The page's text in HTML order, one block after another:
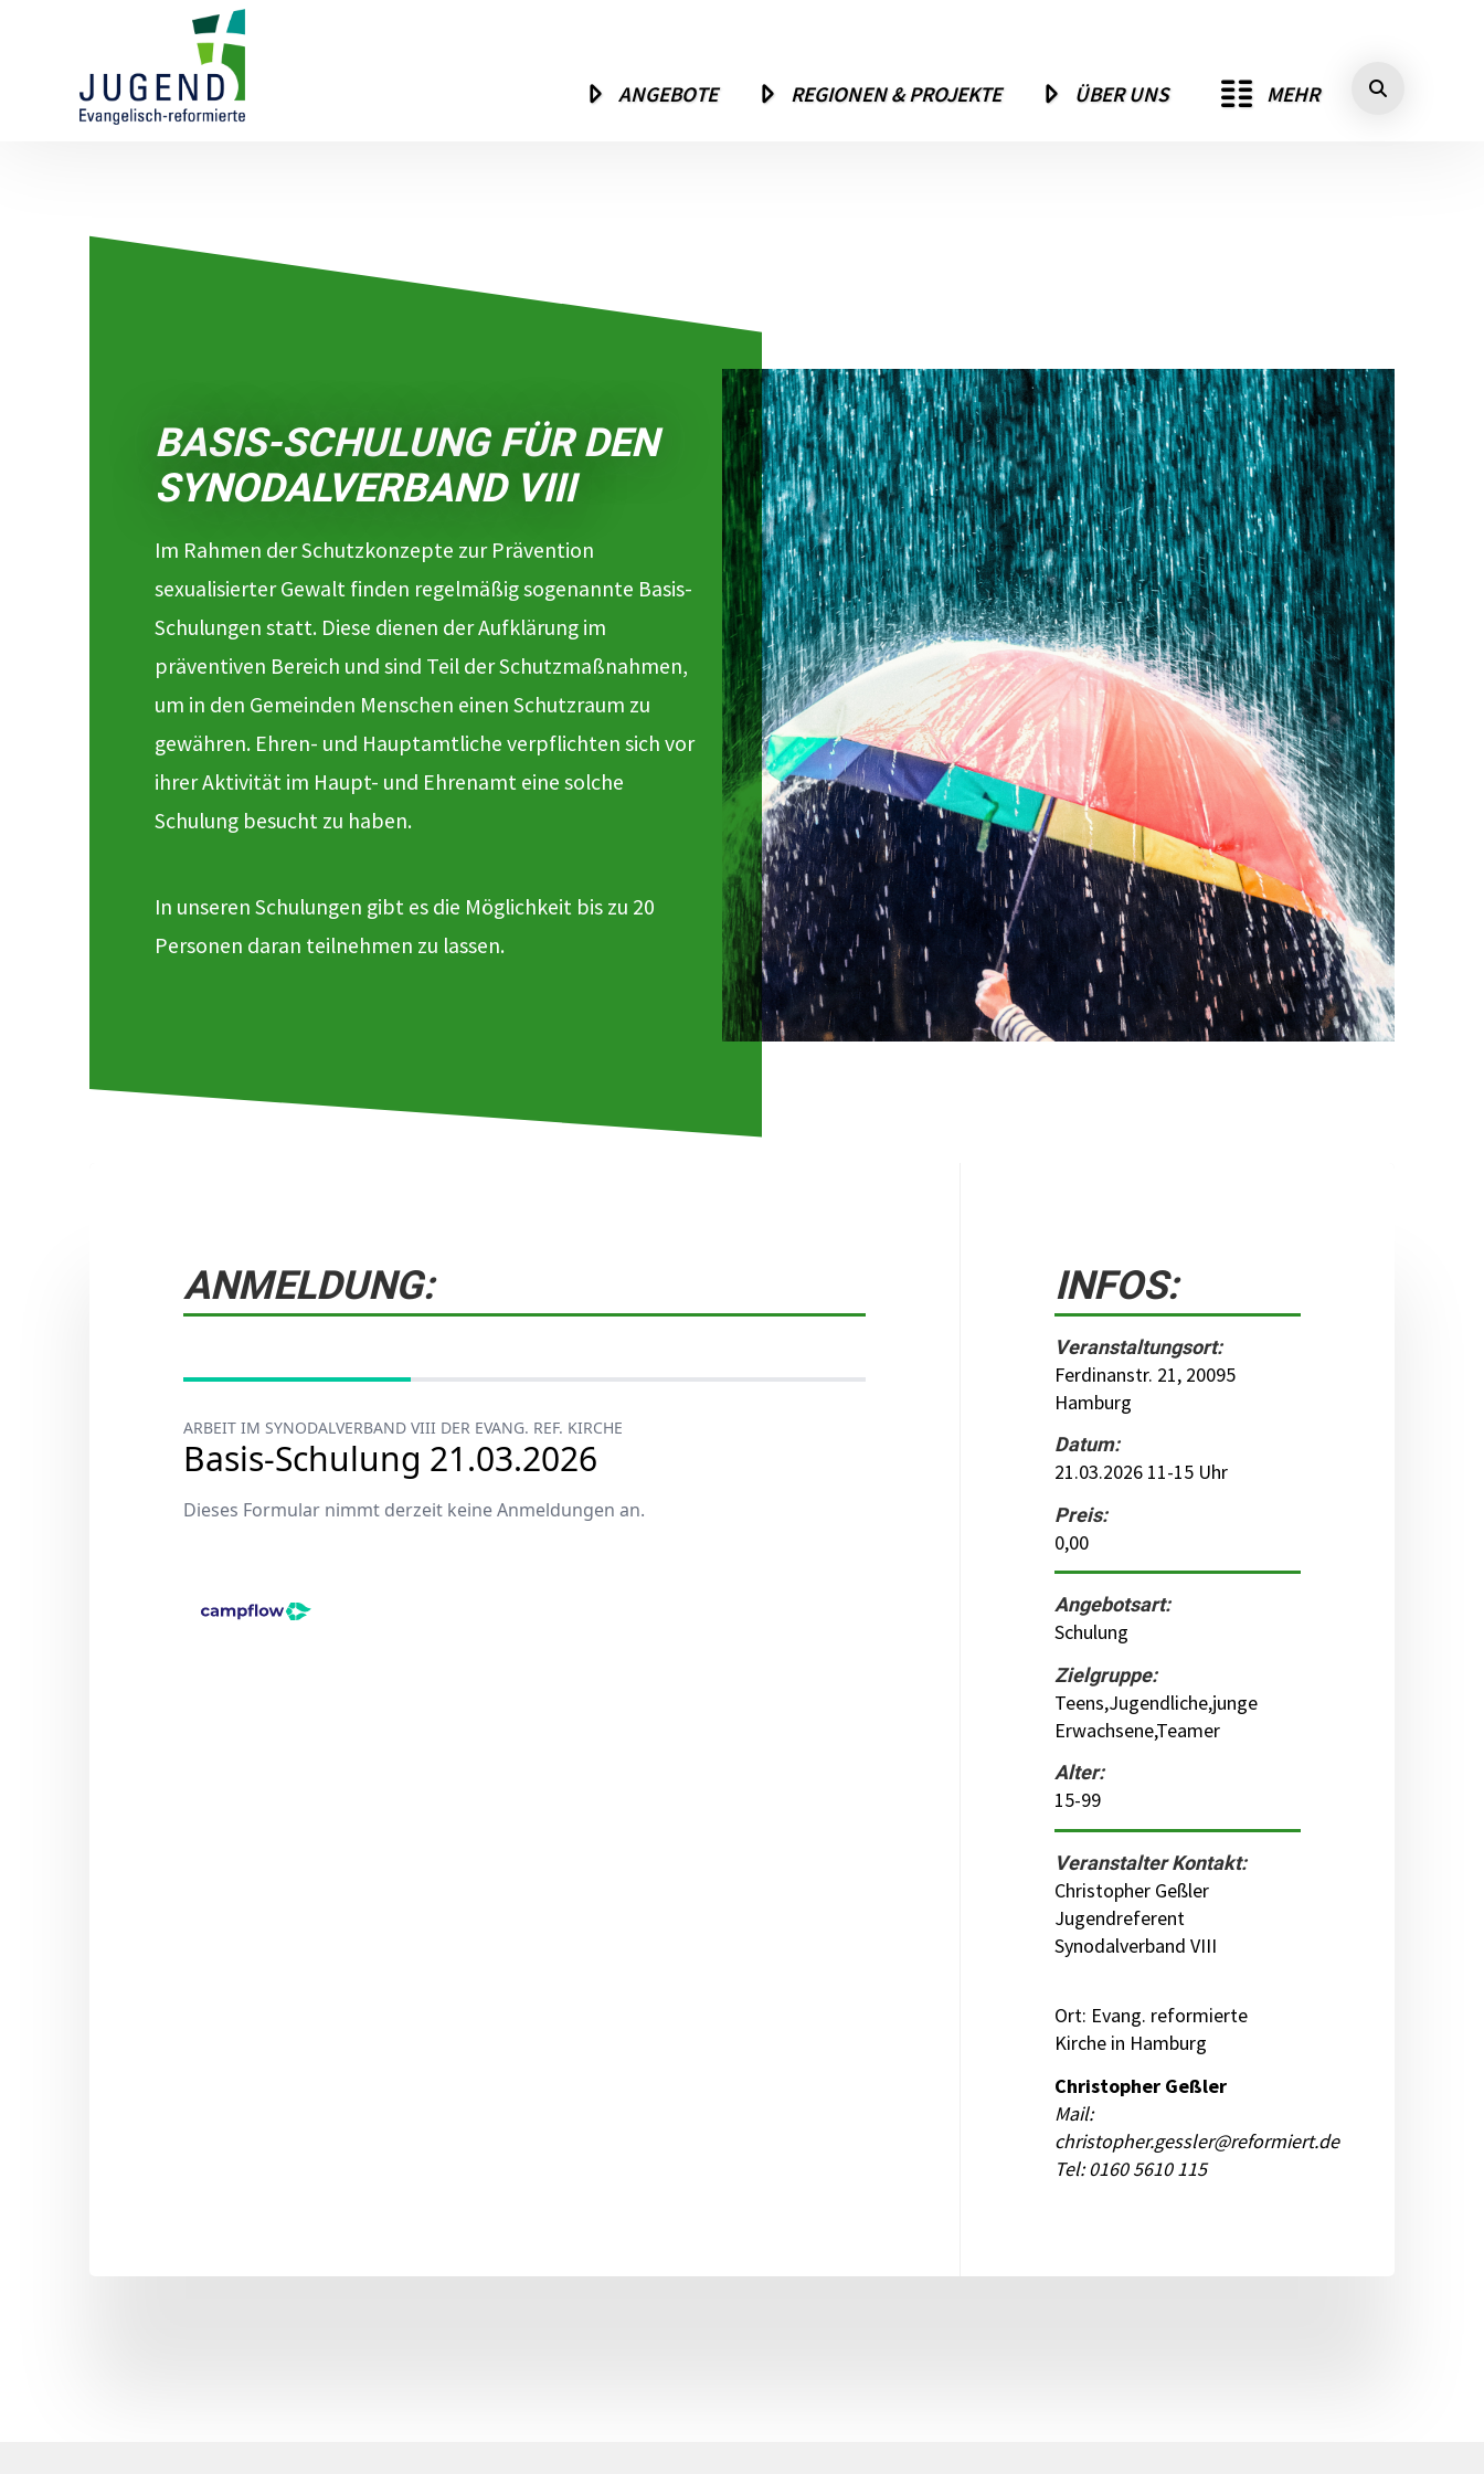
ANGEBOTE REGIONEN & PROJEKTE ÜBER UNS MEHR
BASIS-SCHULUNG FÜR DEN
SYNODALVERBAND VIII
Im Rahmen der Schutzkonzepte zur Prävention
sexualisierter Gewalt finden regelmäßig sogenannte Basis-
Schulungen statt. Diese dienen der Aufklärung im
präventiven Bereich und sind Teil der Schutzmaßnahmen,
um in den Gemeinden Menschen einen Schutzraum zu
gewähren. Ehren- und Hauptamtliche verpflichten sich vor
ihrer Aktivität im Haupt- und Ehrenamt eine solche
Schulung besucht zu haben.
In unseren Schulungen gibt es die Möglichkeit bis zu 20
Personen daran teilnehmen zu lassen.
ANMELDUNG: INFOS:
Veranstaltungsort:
Ferdinanstr. 21, 20095
Hamburg
Datum:
21.03.2026 11-15 Uhr
Preis:
0,00
Angebotsart:
Schulung
Zielgruppe:
Teens,Jugendliche,junge
Erwachsene,Teamer
Alter:
15-99
Veranstalter Kontakt:
Christopher Geßler
Jugendreferent
Synodalverband VIII
Ort: Evang. reformierte
Kirche in Hamburg
Christopher Geßler
Mail:
christopher.gessler@reformiert.de
Tel: 0160 5610 115